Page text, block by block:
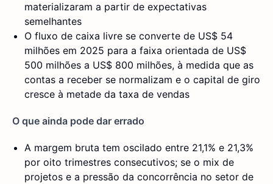
materializaram a partir de expectativas
semelhantes
O fluxo de caixa livre se converte de US$ 54
milhões em 2025 para a faixa orientada de US$
500 milhões a US$ 800 milhões, à medida que as
contas a receber se normalizam e o capital de giro
cresce à metade da taxa de vendas
O que ainda pode dar errado
A margem bruta tem oscilado entre 21,1% e 21,3%
por oito trimestres consecutivos; se o mix de
projetos e a pressão da concorrência no setor de